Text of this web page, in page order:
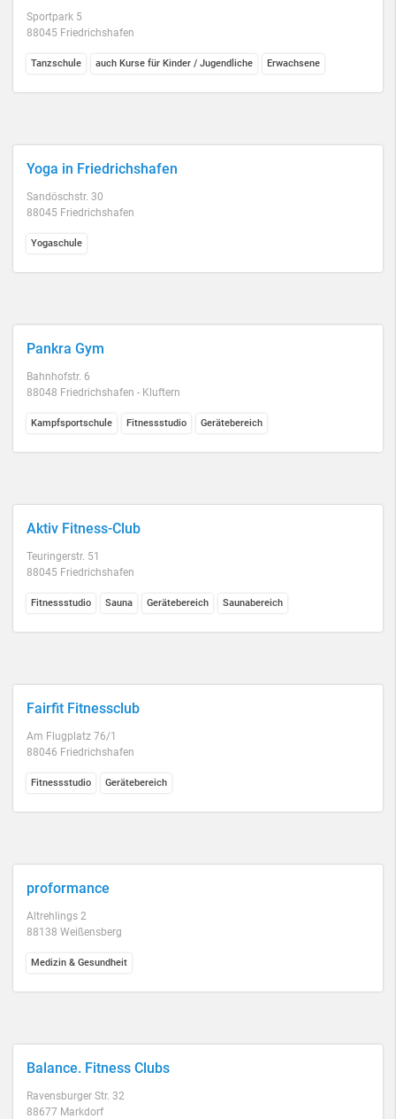
Sportpark 5
88045 Friedrichshafen
Tanzschule auch Kurse für Kinder / Jugendliche Erwachsene
Yoga in Friedrichshafen
Sandöschstr. 30
88045 Friedrichshafen
Yogaschule
Pankra Gym
Bahnhofstr. 6
88048 Friedrichshafen - Kluftern
Kampfsportschule Fitnessstudio Gerätebereich
Aktiv Fitness-Club
Teuringerstr. 51
88045 Friedrichshafen
Fitnessstudio Sauna Gerätebereich Saunabereich
Fairfit Fitnessclub
Am Flugplatz 76/1
88046 Friedrichshafen
Fitnessstudio Gerätebereich
proformance
Altrehlings 2
88138 Weißensberg
Medizin & Gesundheit
Balance. Fitness Clubs
Ravensburger Str. 32
88677 Markdorf